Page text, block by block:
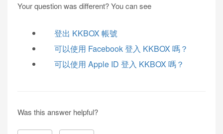
Your question was different? You can see
登出 KKBOX 帳號
可以使用 Facebook 登入 KKBOX 嗎？
可以使用 Apple ID 登入 KKBOX 嗎？
Was this answer helpful?